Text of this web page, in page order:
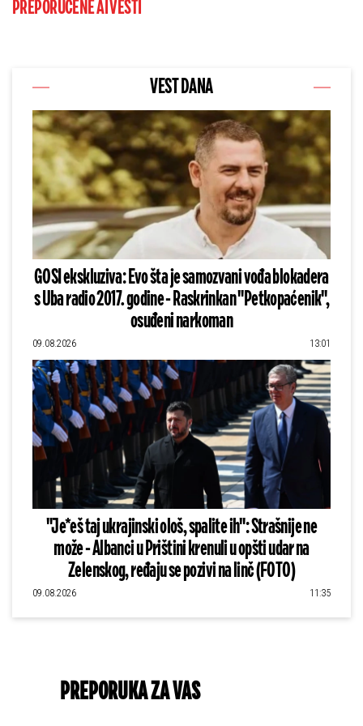
PREPORUČENE AI VESTI
VEST DANA
GOSI ekskluziva: Evo šta je samozvani vođa blokadera
s Uba radio 2017. godine - Raskrinkan "Petkopaćenik",
osuđeni narkoman
09.08.2026 13:01
"Je*eš taj ukrajinski ološ, spalite ih": Strašnije ne
može - Albanci u Prištini krenuli u opšti udar na
Zelenskog, ređaju se pozivi na linč (FOTO)
09.08.2026 11:35
PREPORUKA ZA VAS